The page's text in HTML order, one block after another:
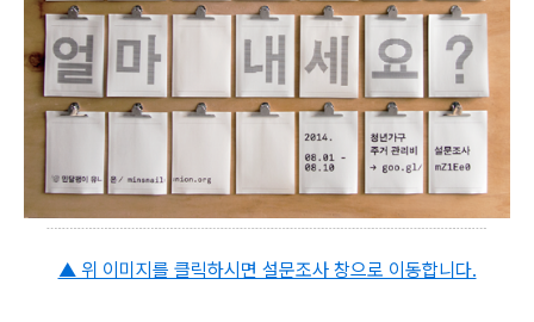
▲ 위 이미지를 클릭하시면 설문조사 창으로 이동합니다.